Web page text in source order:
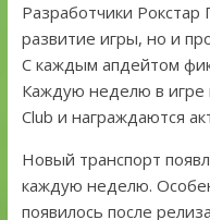
Разработчики Рокстар
развитие игры, но и
С каждым апдейтом
Каждую неделю в игре
Club и награждаются
Новый транспорт
каждую неделю.
появилось после